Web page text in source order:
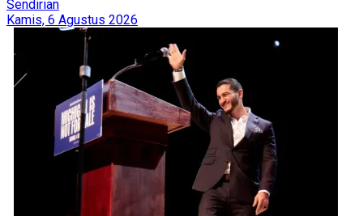
Sendirian
Kamis, 6 Agustus 2026